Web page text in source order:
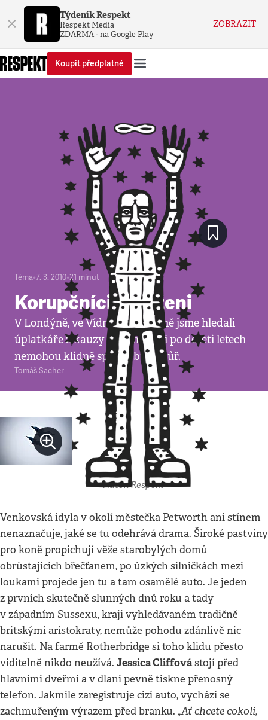
× Týdeník Respekt
Respekt Media
ZDARMA - na Google Play
ZOBRAZIT
Koupit předplatné
Téma•7. 3. 2010•21 minut
Korupčníci zasaženi
V Londýně, ve Vídni a ve Znojmě jsme hledali
úplatkáře z kauzy gripenů. Ani po deseti letech
nemohou klidně spát. A bude hůř.
Tomáš Sacher
Autor: Respekt
Venkovská idyla v okolí městečka Petworth ani stínem
nenaznačuje, jaké se tu odehrává drama. Široké pastviny
pro koně propichují věže starobylých domů
obrůstajících břečťanem, po úzkých silničkách mezi
loukami projede jen tu a tam osamělé auto. Je jeden
z prvních skutečně slunných dnů roku a tady
v západním Sussexu, kraji vyhledávaném tradičně
britskými aristokraty, nemůže pohodu zdánlivě nic
narušit. Na farmě Rotherbridge si toho klidu přesto
viditelně nikdo neužívá. Jessica Cliffovástojí před
hlavními dveřmi a v dlani pevně tiskne přenosný
telefon. Jakmile zaregistruje cizí auto, vychází se
zachmuřeným výrazem před branku. „Ať chcete cokoli,